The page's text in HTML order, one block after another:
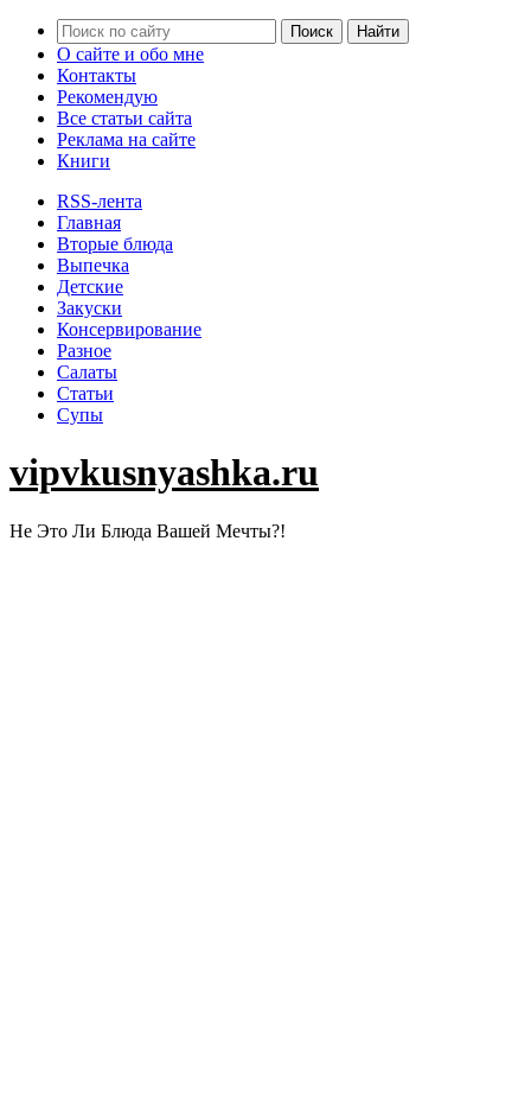
О сайте и обо мне
Контакты
Рекомендую
Все статьи сайта
Реклама на сайте
Книги
RSS-лента
Главная
Вторые блюда
Выпечка
Детские
Закуски
Консервирование
Разное
Салаты
Статьи
Супы
vipvkusnyashka.ru
Не Это Ли Блюда Вашей Мечты?!